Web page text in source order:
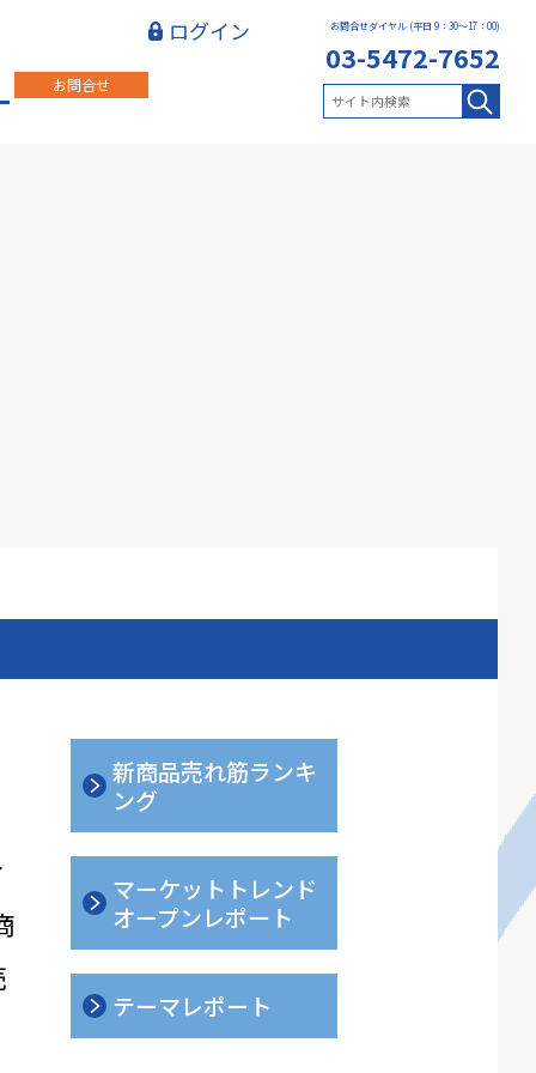
お問合せ
お問合せダイヤル (平日 9：30～17：00)
03-5472-7652
ログイン
新商品売れ筋ランキ
ング
マーケットトレンド
オープンレポート
テーマレポート